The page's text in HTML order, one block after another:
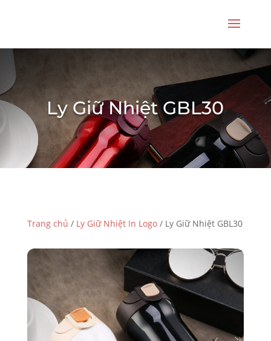
Ly Giữ Nhiệt GBL30
Trang chủ / Ly Giữ Nhiệt In Logo/ Ly Giữ Nhiệt GBL30